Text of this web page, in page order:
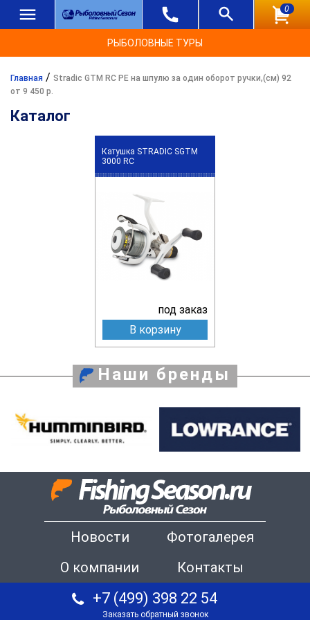
0
РЫБОЛОВНЫЕ ТУРЫ
Главная / Stradic GTM RC PE на шпулю за один оборот ручки,(см) 92
от 9 450 р.
Каталог
Катушка STRADIC SGTM
3000 RC
под заказ
В корзину
Наши бренды
Новости
Фотогалерея
О компании
Контакты
+7 (499) 398 22 54
Заказать обратный звонок